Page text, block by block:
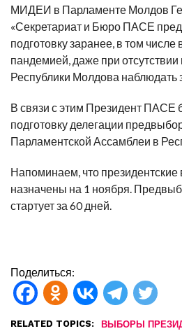
МИДЕИ в Парламенте Молдов
«Секретариат и Бюро ПАСЕ
подготовку заранее, в том
пандемией, даже при
Республики Молдова наблюдать
В связи с этим Президент ПАСЕ
подготовку делегации
Парламентской Ассамблеи в
Напоминаем, что
назначены на 1 ноября.
стартует за 60 дней.
Поделиться:
RELATED TOPICS: ВЫБОРЫ